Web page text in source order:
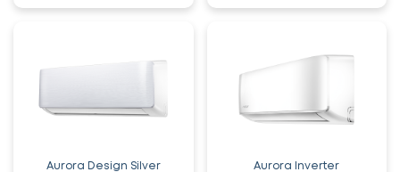
Aurora Design Silver Aurora Inverter